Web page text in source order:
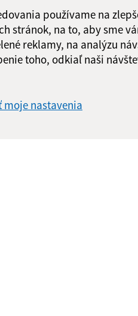
používame na
stránok, na to, aby sme
reklamy, na analýzu
toho, odkiaľ naši
moje nastavenia